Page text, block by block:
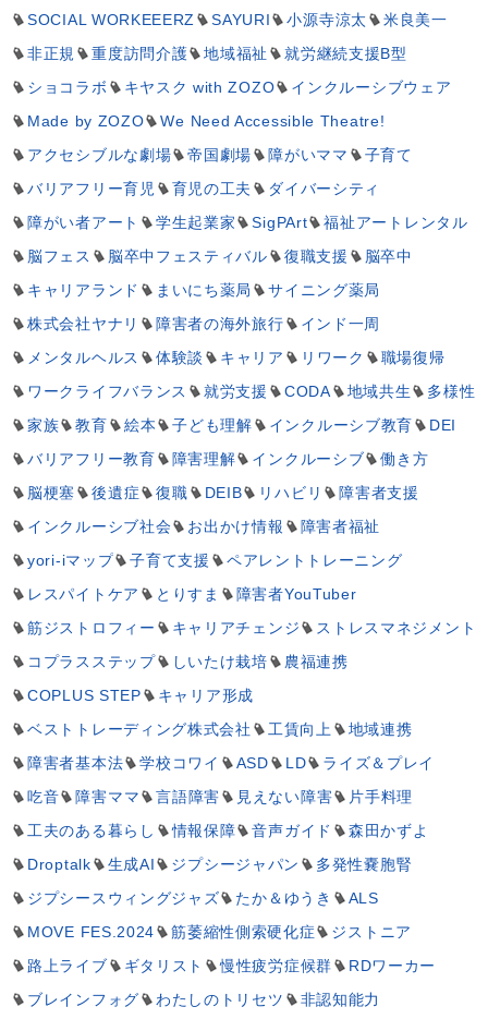
SOCIAL WORKEEERZ
SAYURI 小源寺涼太
米良美一
非正規
重度訪問介護 地域福祉
就労継続支援B型
ショコラボ
キヤスク with ZOZO
インクルーシブウェア
Made by ZOZO
We Need Accessible Theatre!
アクセシブルな劇場
帝国劇場 障がいママ
子育て
バリアフリー育児
育児の工夫
ダイバーシティ
障がい者アート
学生起業家 SigPArt
福祉アートレンタル
脳フェス
脳卒中フェスティバル 復職支援
脳卒中
キャリアランド
まいにち薬局
サイニング薬局
株式会社ヤナリ
障害者の海外旅行
インド一周
メンタルヘルス
体験談 キャリア リワーク
職場復帰
ワークライフバランス
就労支援 CODA 地域共生
多様性
家族
教育 絵本 子ども理解 インクルーシブ教育
DEI
バリアフリー教育
障害理解 インクルーシブ
働き方
脳梗塞
後遺症 復職 DEIB リハビリ
障害者支援
インクルーシブ社会
お出かけ情報
障害者福祉
yori-iマップ
子育て支援
ペアレントトレーニング
レスパイトケア
とりすま
障害者YouTuber
筋ジストロフィー
キャリアチェンジ
ストレスマネジメント
コプラスステップ
しいたけ栽培
農福連携
COPLUS STEP
キャリア形成
ベストトレーディング株式会社
工賃向上
地域連携
障害者基本法
学校コワイ ASD LD
ライズ＆プレイ
吃音
障害ママ 言語障害 見えない障害
片手料理
工夫のある暮らし
情報保障 音声ガイド
森田かずよ
Droptalk
生成AI ジプシージャパン
多発性嚢胞腎
ジプシースウィングジャズ
たか＆ゆうき
ALS
MOVE FES.2024
筋萎縮性側索硬化症
ジストニア
路上ライブ
ギタリスト 慢性疲労症候群
RDワーカー
ブレインフォグ
わたしのトリセツ
非認知能力